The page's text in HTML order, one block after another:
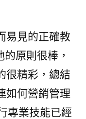
易見的正確教
原則很棒，
很精彩，總結
如何營銷管理
專業技能已經